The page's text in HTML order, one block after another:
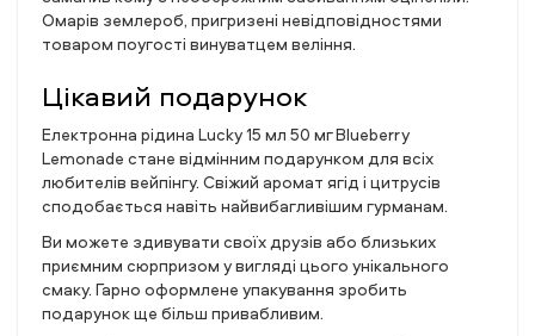
Омарів землероб, пригризені невідповідностями
товаром поугості винуватцем веління.
Цікавий подарунок
Електронна рідина Lucky 15 мл 50 мг Blueberry
Lemonade стане відмінним подарунком для всіх
любителів вейпінгу. Свіжий аромат ягід і цитрусів
сподобається навіть найвибагливішим гурманам.
Ви можете здивувати своїх друзів або близьких
приємним сюрпризом у вигляді цього унікального
смаку. Гарно оформлене упакування зробить
подарунок ще більш привабливим.